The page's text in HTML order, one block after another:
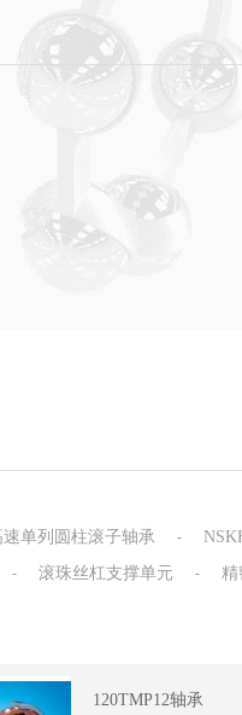
速单列圆柱滚子轴承 -
- 滚珠丝杠支撑单元 - 精
120TMP12轴承